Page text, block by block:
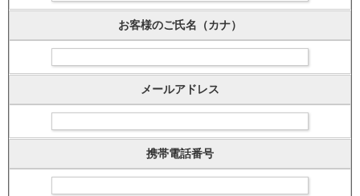
お客様のご氏名（カナ）
メールアドレス
携帯電話番号